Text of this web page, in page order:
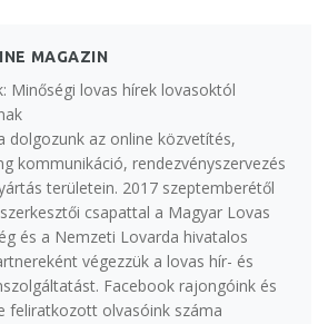
MAGAZIN
Minőségi lovas hírek lovasoktól
dolgozunk az online közvetítés,
kommunikáció, rendezvényszervezés
területein. 2017 szeptemberétől
csapattal a Magyar Lovas
és a Nemzeti Lovarda hivatalos
végezzük a lovas hír- és
Facebook rajongóink és
feliratkozott olvasóink száma